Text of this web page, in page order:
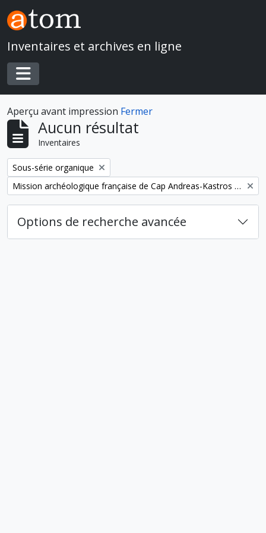
Skip to main content
Inventaires et archives en ligne
Toggle navigation
Aperçu avant impression Fermer
Aucun résultat
Inventaires
Remove filter:
Sous-série organique
Remove filter:
Mission archéologique française de Cap Andreas-Kastros et de Khirokitia (Chypre)
Options de recherche avancée